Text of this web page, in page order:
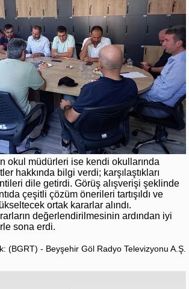
okul müdürleri ise kendi okullarında
hakkında bilgi verdi; karşılaştıkları
dile getirdi. Görüş alışverişi şeklinde
çeşitli çözüm önerileri tartışıldı ve
ortak kararlar alındı.
değerlendirilmesinin ardından iyi
sona erdi.
(BGRT) - Beyşehir Göl Radyo Televizyonu A.Ş.